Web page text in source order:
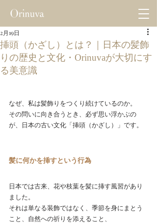
挿頭（かざし）とは？｜日本の髪飾
りの歴史と文化・Orinuvaが大切にす
る美意識
2月19日
なぜ、私は髪飾りをつくり続けているのか。
その問いに向き合うとき、必ず思い浮かぶの
が、日本の古い文化「挿頭（かざし）」です。
髪に何かを挿すという行為
日本では古来、花や枝葉を髪に挿す風習があり
ました。
それは単なる装飾ではなく、季節を身にまとう
こと、自然への祈りを添えること、